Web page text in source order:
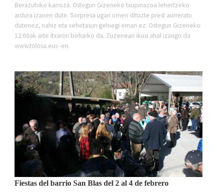
Berazubiko karroza. Ostegun Gizeneko txupinazoa lehertzeko
ardura izanen dute. Sorpresa ugari omen dituzte prest aurreratu
dutenez, nahiz eta xehetasun gehiegi eman ez. Ostegun Gizeneko
12:00ak arte itxaron beharko da. Zuzenean ikusi ahal izango da
www.tolosa.eus -en.
Fiestas del barrio San Blas del 2 al 4 de febrero